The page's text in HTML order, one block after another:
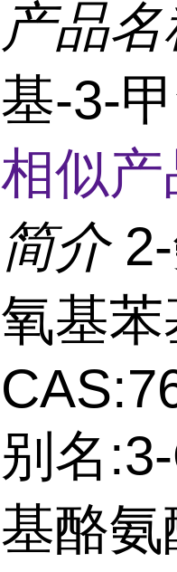
产品
基-3-
相似
简介
氧基
别名
基酪